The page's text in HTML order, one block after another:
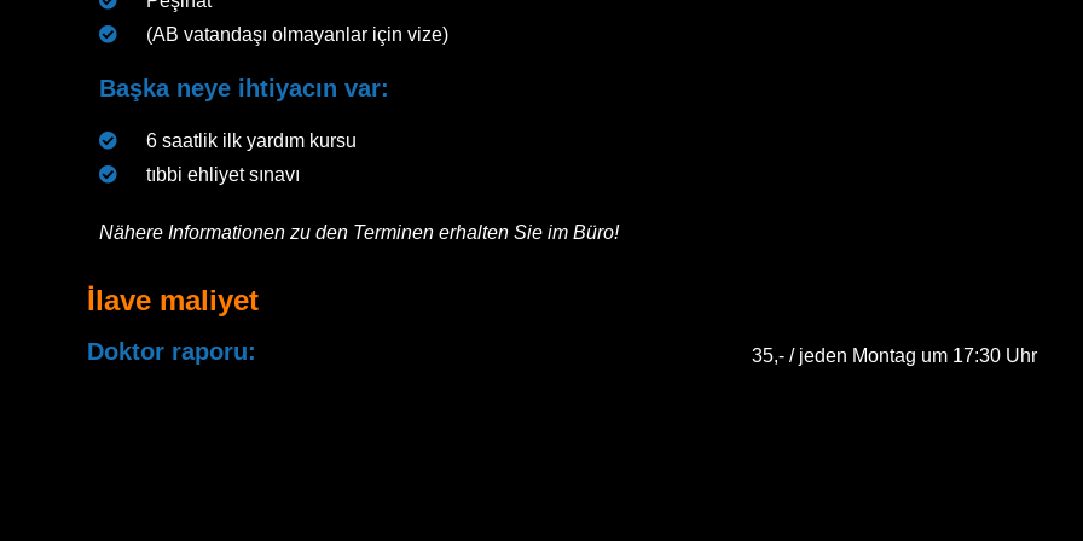
(AB vatandaşı olmayanlar için vize)
Başka neye ihtiyacın var:
6 saatlik ilk yardım kursu
tıbbi ehliyet sınavı
Nähere Informationen zu den Terminen erhalten Sie im Büro!
İlave maliyet
Doktor raporu: 35,- / jeden Montag um 17:30 Uhr